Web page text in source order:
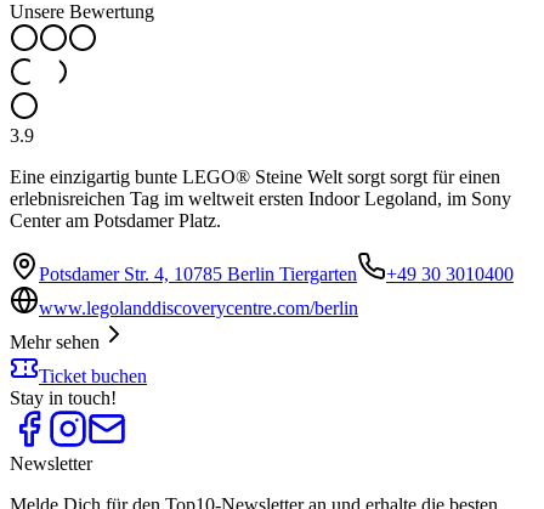
Unsere Bewertung
3.9
Eine einzigartig bunte LEGO® Steine Welt sorgt sorgt für einen
erlebnisreichen Tag im weltweit ersten Indoor Legoland, im Sony
Center am Potsdamer Platz.
Potsdamer Str. 4, 10785 Berlin Tiergarten
+49 30 3010400
www.legolanddiscoverycentre.com/berlin
Mehr sehen
Ticket buchen
Stay in touch!
Newsletter